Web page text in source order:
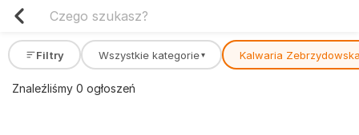
Filtry Wszystkie kategorie ▾ Kalwaria
Znaleźliśmy 0 ogłoszeń